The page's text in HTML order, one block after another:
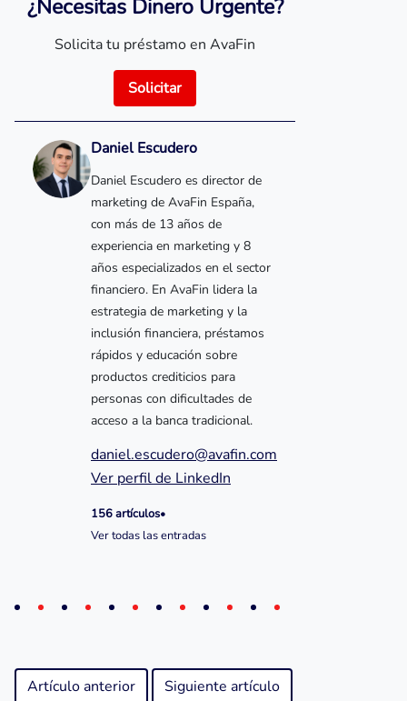
¿Necesitas Dinero Urgente?
Solicita tu préstamo en AvaFin
Solicitar
Daniel Escudero
Daniel Escudero es director de
marketing de AvaFin España,
con más de 13 años de
experiencia en marketing y 8
años especializados en el sector
financiero. En AvaFin lidera la
estrategia de marketing y la
inclusión financiera, préstamos
rápidos y educación sobre
productos crediticios para
personas con dificultades de
acceso a la banca tradicional.
daniel.escudero@avafin.com
Ver perfil de LinkedIn
156 artículos•
Ver todas las entradas
Artículo anterior Siguiente artículo